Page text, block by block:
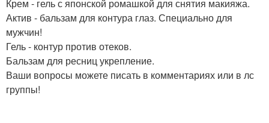
Крем - гель с японской ромашкой для снятия макияжа.
Актив - бальзам для контура глаз. Специально для
мужчин!
Гель - контур против отеков.
Бальзам для ресниц укрепление.
Ваши вопросы можете писать в комментариях или в лс
группы!